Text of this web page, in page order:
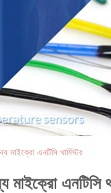
মাইক্রো এনটিসি থার্মিস্টর
মাইক্রো এনটিসি